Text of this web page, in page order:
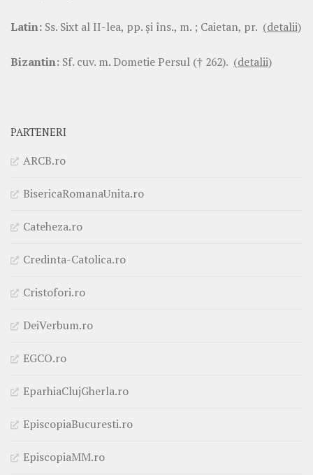
Latin: Ss. Sixt al II-lea, pp. şi îns., m. ; Caietan, pr. (detalii)
Bizantin: Sf. cuv. m. Dometie Persul († 262). (detalii)
PARTENERI
ARCB.ro
BisericaRomanaUnita.ro
Cateheza.ro
Credinta-Catolica.ro
Cristofori.ro
DeiVerbum.ro
EGCO.ro
EparhiaClujGherla.ro
EpiscopiaBucuresti.ro
EpiscopiaMM.ro